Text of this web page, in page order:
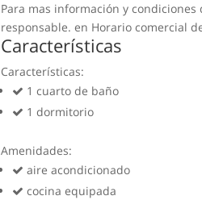
Para mas información y
responsable. en Horario comercial
Características
Características:
1 cuarto de baño
1 dormitorio
Amenidades:
aire acondicionado
cocina equipada